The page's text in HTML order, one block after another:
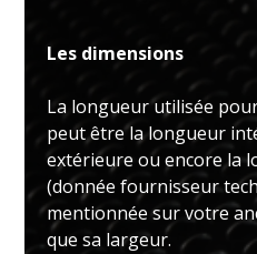
Les dimensions
La longueur utilisée
peut être la longueur
extérieure ou encore la
(donnée fournisseur
mentionnée sur votre
que sa largeur.